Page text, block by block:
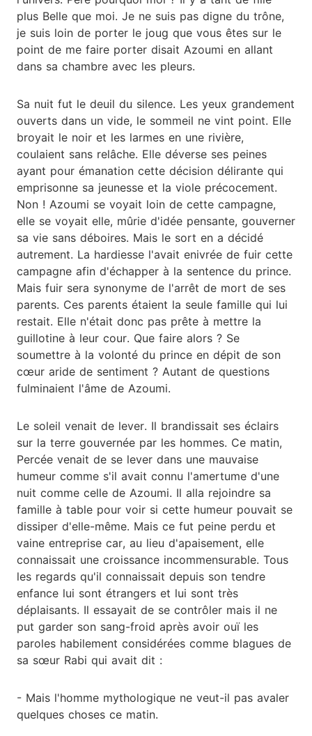
plus Belle que moi. Je ne suis pas digne du trône,
je suis loin de porter le joug que vous êtes sur le
point de me faire porter disait Azoumi en allant
dans sa chambre avec les pleurs.
Sa nuit fut le deuil du silence. Les yeux grandement
ouverts dans un vide, le sommeil ne vint point. Elle
broyait le noir et les larmes en une rivière,
coulaient sans relâche. Elle déverse ses peines
ayant pour émanation cette décision délirante qui
emprisonne sa jeunesse et la viole précocement.
Non ! Azoumi se voyait loin de cette campagne,
elle se voyait elle, mûrie d'idée pensante, gouverner
sa vie sans déboires. Mais le sort en a décidé
autrement. La hardiesse l'avait enivrée de fuir cette
campagne afin d'échapper à la sentence du prince.
Mais fuir sera synonyme de l'arrêt de mort de ses
parents. Ces parents étaient la seule famille qui lui
restait. Elle n'était donc pas prête à mettre la
guillotine à leur cour. Que faire alors ? Se
soumettre à la volonté du prince en dépit de son
cœur aride de sentiment ? Autant de questions
fulminaient l'âme de Azoumi.
Le soleil venait de lever. Il brandissait ses éclairs
sur la terre gouvernée par les hommes. Ce matin,
Percée venait de se lever dans une mauvaise
humeur comme s'il avait connu l'amertume d'une
nuit comme celle de Azoumi. Il alla rejoindre sa
famille à table pour voir si cette humeur pouvait se
dissiper d'elle-même. Mais ce fut peine perdu et
vaine entreprise car, au lieu d'apaisement, elle
connaissait une croissance incommensurable. Tous
les regards qu'il connaissait depuis son tendre
enfance lui sont étrangers et lui sont très
déplaisants. Il essayait de se contrôler mais il ne
put garder son sang-froid après avoir ouï les
paroles habilement considérées comme blagues de
sa sœur Rabi qui avait dit :
- Mais l'homme mythologique ne veut-il pas avaler
quelques choses ce matin.